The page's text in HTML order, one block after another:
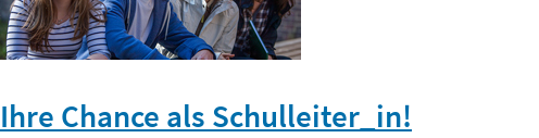
Ihre Chance als Schulleiter_in!